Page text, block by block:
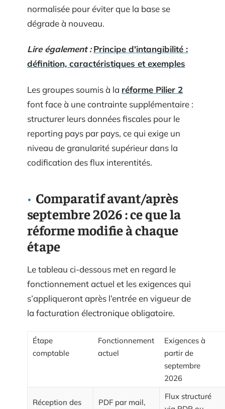
normalisée pour éviter que la base se
dégrade à nouveau.
Lire également : Principe d'intangibilité :
définition, caractéristiques et exemples
Les groupes soumis à la réforme Pilier 2
font face à une contrainte supplémentaire :
structurer leurs données fiscales pour le
reporting pays par pays, ce qui exige un
niveau de granularité supérieur dans la
codification des flux interentités.
Comparatif avant/après
septembre 2026 : ce que la
réforme modifie à chaque
étape
Le tableau ci-dessous met en regard le
fonctionnement actuel et les exigences qui
s’appliqueront après l’entrée en vigueur de
la facturation électronique obligatoire.
Étape
comptable
Fonctionnement
actuel
Exigences à
partir de
septembre
2026
Réception des PDF par mail,
Flux structuré